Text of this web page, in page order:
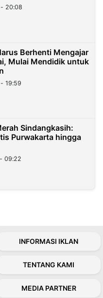
20:08
Berhenti Mengajar
Mulai Mendidik untuk
19:59
Sindangkasih:
Purwakarta hingga
09:22
INFORMASI IKLAN
TENTANG KAMI
MEDIA PARTNER